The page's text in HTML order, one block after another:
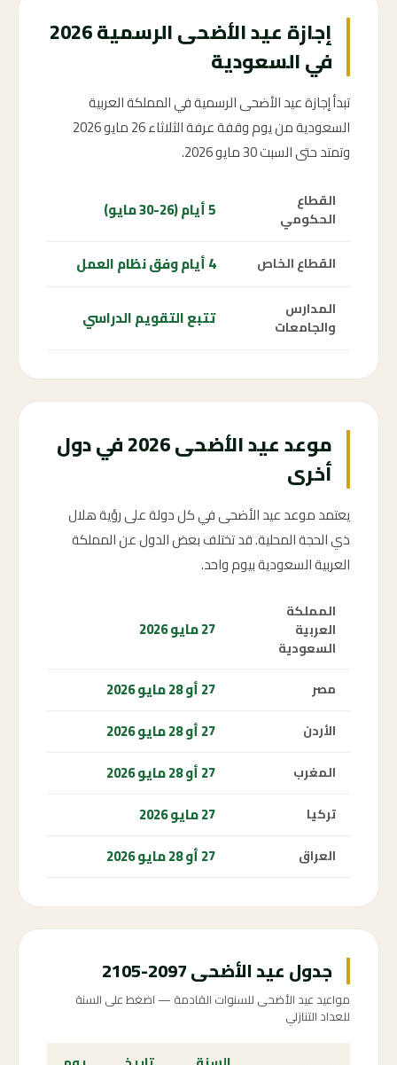
إجازة عيد الأضحى الرسمية 2026
في السعودية
تبدأ إجازة عيد الأضحى الرسمية في المملكة العربية
السعودية من يوم وقفة عرفة الثلاثاء 26 مايو 2026
وتمتد حتى السبت 30 مايو 2026.
القطاع
الحكومي
5 أيام (26-30 مايو)
القطاع الخاص 4 أيام وفق نظام العمل
المدارس
والجامعات
تتبع التقويم الدراسي
موعد عيد الأضحى 2026 في دول
أخرى
يعتمد موعد عيد الأضحى في كل دولة على رؤية هلال
ذي الحجة المحلية. قد تختلف بعض الدول عن المملكة
العربية السعودية بيوم واحد.
المملكة
العربية
السعودية
27 مايو 2026
مصر 27 أو 28 مايو 2026
الأردن 27 أو 28 مايو 2026
المغرب 27 أو 28 مايو 2026
تركيا 27 مايو 2026
العراق 27 أو 28 مايو 2026
جدول عيد الأضحى 2097-2105
مواعيد عيد الأضحى للسنوات القادمة — اضغط على السنة
للعداد التنازلي